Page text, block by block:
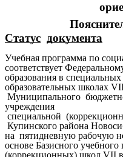
Статус документа
Учебная программа по
соответствует
образования в
образовательных школах
Муниципального
учреждения
специальной
Купинского района
на пятидневную рабочую
основе Базисного